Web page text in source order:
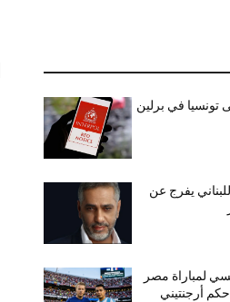
تونسيا في برلين
يفرج عن
لمباراة مصر
حكم أرجنتيني